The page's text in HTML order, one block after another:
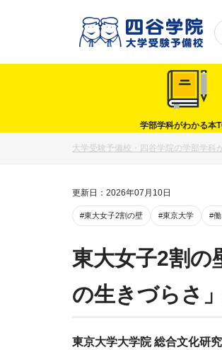
学部学科がわかる本
大学受験予備校・四谷学院の学部学科
更新日：2026年07月10日
#東大女子2割の壁 #東京大学 #
東大女子2割の
の生きづらさ
東京大学大学院 総合文化研